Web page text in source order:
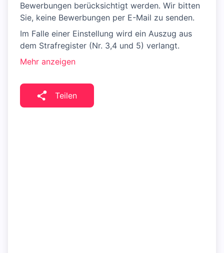
Bewerbungen berücksichtigt werden. Wir bitten
Sie, keine Bewerbungen per E-Mail zu senden.
Im Falle einer Einstellung wird ein Auszug aus
dem Strafregister (Nr. 3,4 und 5) verlangt.
Mehr anzeigen
Teilen